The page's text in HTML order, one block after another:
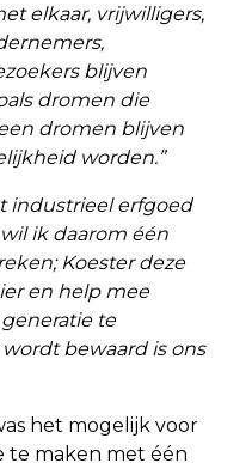
elkaar, vrijwilligers,
blijven
dromen die
dromen blijven
worden.”
industrieel erfgoed
ik daarom één
Koester deze
en help mee
te
bewaard is ons
het mogelijk voor
te maken met één